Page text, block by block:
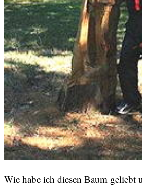
Wie habe ich diesen Baum geliebt